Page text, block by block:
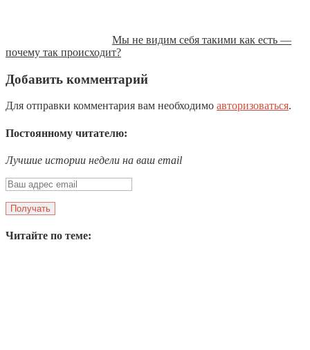
Мы не видим себя такими как есть —
почему так происходит?
Добавить комментарий
Для отправки комментария вам необходимо авторизоваться.
Постоянному читателю:
Лучшие истории недели на ваш email
Читайте по теме: